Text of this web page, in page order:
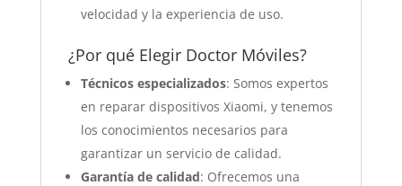
velocidad y la experiencia de uso.
¿Por qué Elegir Doctor Móviles?
Técnicos especializados: Somos expertos
en reparar dispositivos Xiaomi, y tenemos
los conocimientos necesarios para
garantizar un servicio de calidad.
Garantía de calidad: Ofrecemos una